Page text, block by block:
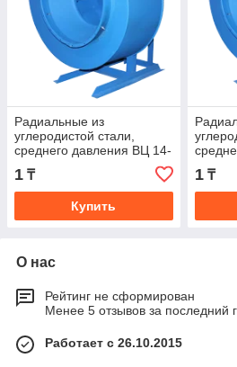
Радиальные из
углеродистой стали,
среднего давления ВЦ 14-
46-3,15 3 кВт
1 ₸
Купить
46-4
1₸
О нас
Рейтинг не сформирован
Менее 5 отзывов за последний
Работает с 26.10.2015